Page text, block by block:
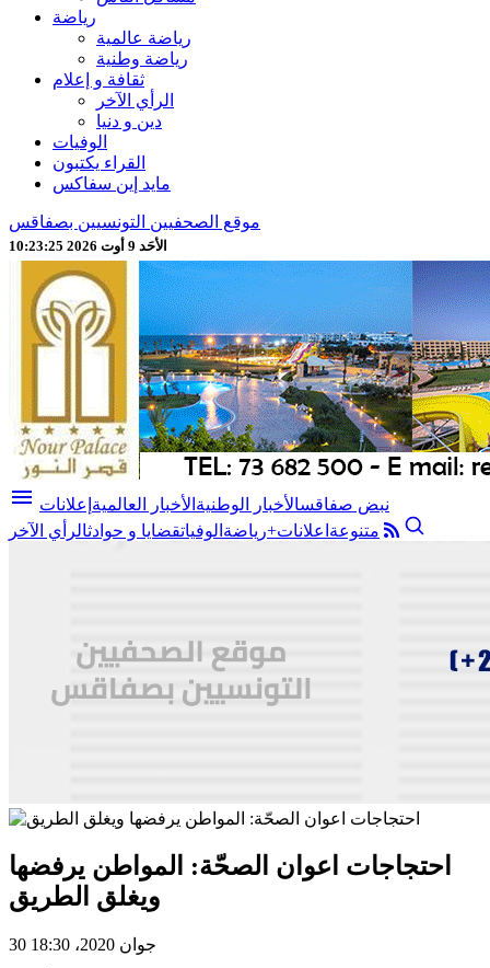
رياضة
رياضة عالمية
رياضة وطنية
ثقافة و إعلام
الرأي الآخر
دين و دنيا
الوفيات
القراء يكتبون
مايد إين سفاكس
موقع الصحفيين التونسيين بصفاقس
الأحَد 9 أوت 2026 10:23:27
menu نبض صفاقسالأخبار الوطنية الأخبار العالمية إعلانات
متنوعة اعلانات+رياضة الوفياتقضايا و حوادثالرأي الآخر
احتجاجات اعوان الصحّة: المواطن يرفضها
ويغلق الطريق
30 جوان 2020، 18:30